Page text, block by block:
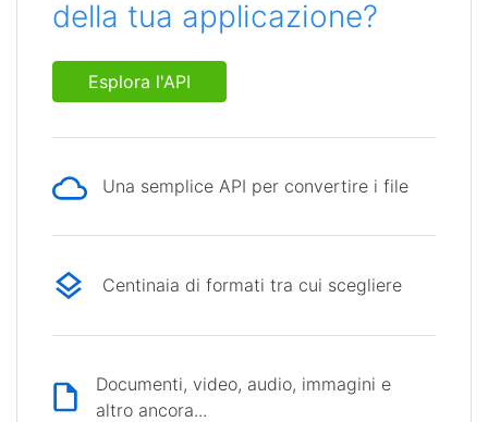
della tua applicazione?
Esplora l'API
Una semplice API per convertire i file
Centinaia di formati tra cui scegliere
Documenti, video, audio, immagini e
altro ancora...